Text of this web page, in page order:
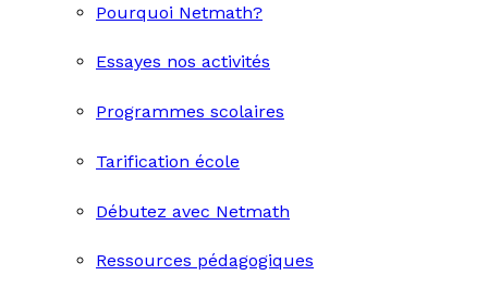
Pourquoi Netmath?
Essayes nos activités
Programmes scolaires
Tarification école
Débutez avec Netmath
Ressources pédagogiques